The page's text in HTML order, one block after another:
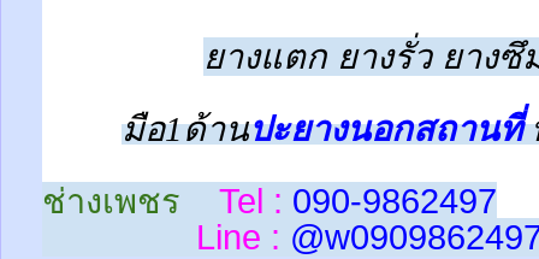
ยางแตก ยางรั่ว ยางซึ
มือ1ด้านปะยางนอกสถานที่
ช่างเพชร
Tel : 090-9862497
Line : @w